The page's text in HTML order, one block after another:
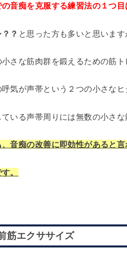
の音痴を克服する練習法の１つ
？ と思った方も多いと思いま
さな筋肉群を鍛えるための筋
気が声帯という２つの小さな
いる声帯周りには無数の小さな
、音痴の改善に即効性があると
。
筋エクササイズ